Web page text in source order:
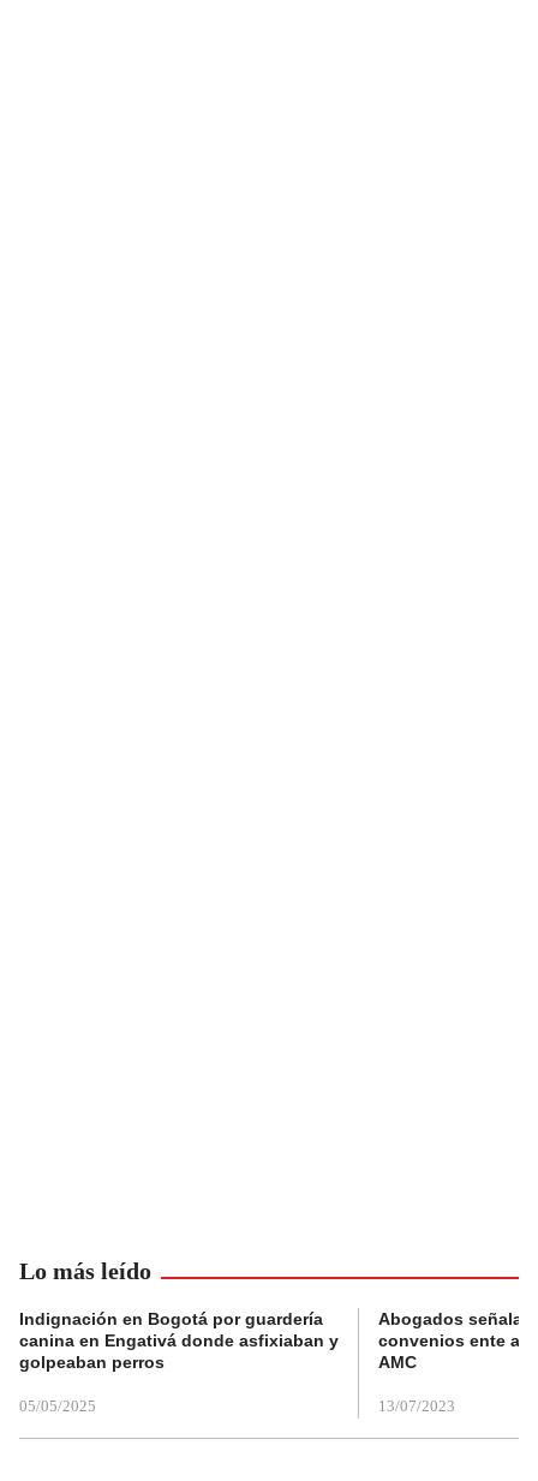
Lo más leído
Indignación en Bogotá por guardería
canina en Engativá donde asfixiaban y
golpeaban perros
05/05/2025
Abogados
convenios ente
AMC
13/07/2023